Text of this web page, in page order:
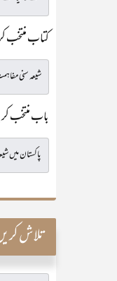
کتاب منتخب
باب منتخب
تلاش